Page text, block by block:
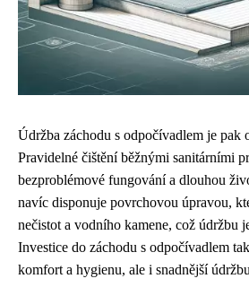
Údržba záchodu s odpočívadlem je pak
Pravidelné čištění běžnými sanitárními
bezproblémové fungování a dlouhou
navíc disponuje povrchovou úpravou,
nečistot a vodního kamene, což údržbu
Investice do záchodu s odpočívadlem
komfort a hygienu, ale i snadnější